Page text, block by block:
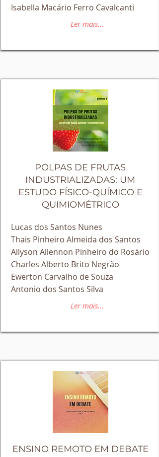
Isabella Macário Ferro Cavalcanti
Ler mais...
POLPAS DE FRUTAS
INDUSTRIALIZADAS: UM
ESTUDO FÍSICO-QUÍMICO E
QUIMIOMÉTRICO
Lucas dos Santos Nunes
Thais Pinheiro Almeida dos Santos
Allyson Allennon Pinheiro do Rosário
Charles Alberto Brito Negrão
Ewerton Carvalho de Souza
Antonio dos Santos Silva
Ler mais...
ENSINO REMOTO EM DEBATE